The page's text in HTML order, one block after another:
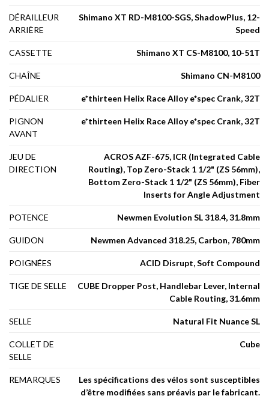
DÉRAILLEUR
ARRIÈRE
Shimano XT RD-M8100-SGS, ShadowPlus, 12-
Speed
CASSETTE Shimano XT CS-M8100, 10-51T
CHAÎNE Shimano CN-M8100
PÉDALIER e*thirteen Helix Race Alloy e*spec Crank, 32T
PIGNON
AVANT
e*thirteen Helix Race Alloy e*spec Crank, 32T
JEU DE
DIRECTION
ACROS AZF-675, ICR (Integrated Cable
Routing), Top Zero-Stack 1 1/2" (ZS 56mm),
Bottom Zero-Stack 1 1/2" (ZS 56mm), Fiber
Inserts for Angle Adjustment
POTENCE Newmen Evolution SL 318.4, 31.8mm
GUIDON Newmen Advanced 318.25, Carbon, 780mm
POIGNÉES ACID Disrupt, Soft Compound
TIGE DE SELLE
CUBE Dropper Post, Handlebar Lever, Internal
Cable Routing, 31.6mm
SELLE Natural Fit Nuance SL
COLLET DE
SELLE
Cube
REMARQUES
Les spécifications des vélos sont susceptibles
d’être modifiées sans préavis par le fabricant.